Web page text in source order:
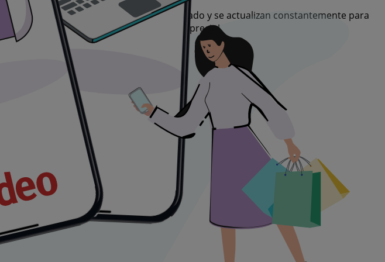
nuestras ofertas son por tiempo limitado y se actualizan constantemente para
IBUPROFENO que tanto deseas al mejor precio!
locales en todo el mundo.